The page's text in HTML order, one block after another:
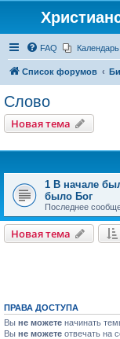
FAQ Календарь
Список форумов
Слово
Новая тема
1 В начале
было Бог
Последнее
Новая тема
ПРАВА ДОСТУПА
Вы не можете начинать
Вы не можете отвечать на